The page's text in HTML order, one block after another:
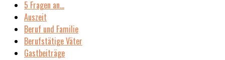
5 Fragen an…
Auszeit
Beruf und Familie
Berufstätige Väter
Gastbeiträge